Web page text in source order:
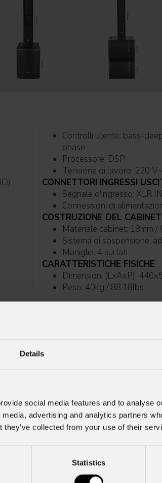
Details
social media features and to analyse
advertising and analytics partners
they’ve collected from your use of their
Statistics
Controlli utente: bass-deep/punch, LPF-80/120Hz, link/crossover, reverse
phase
Processore: DSP
Tensione
CONNETTORI INGRESSI
Segnale
COSTRUZIONE DEL CABINET
Maniglie: 4 sui lati
CARATTERISTICHE FISICHE
Dimensioni (LxAxP):
Peso: 40kg / 88.18lbs